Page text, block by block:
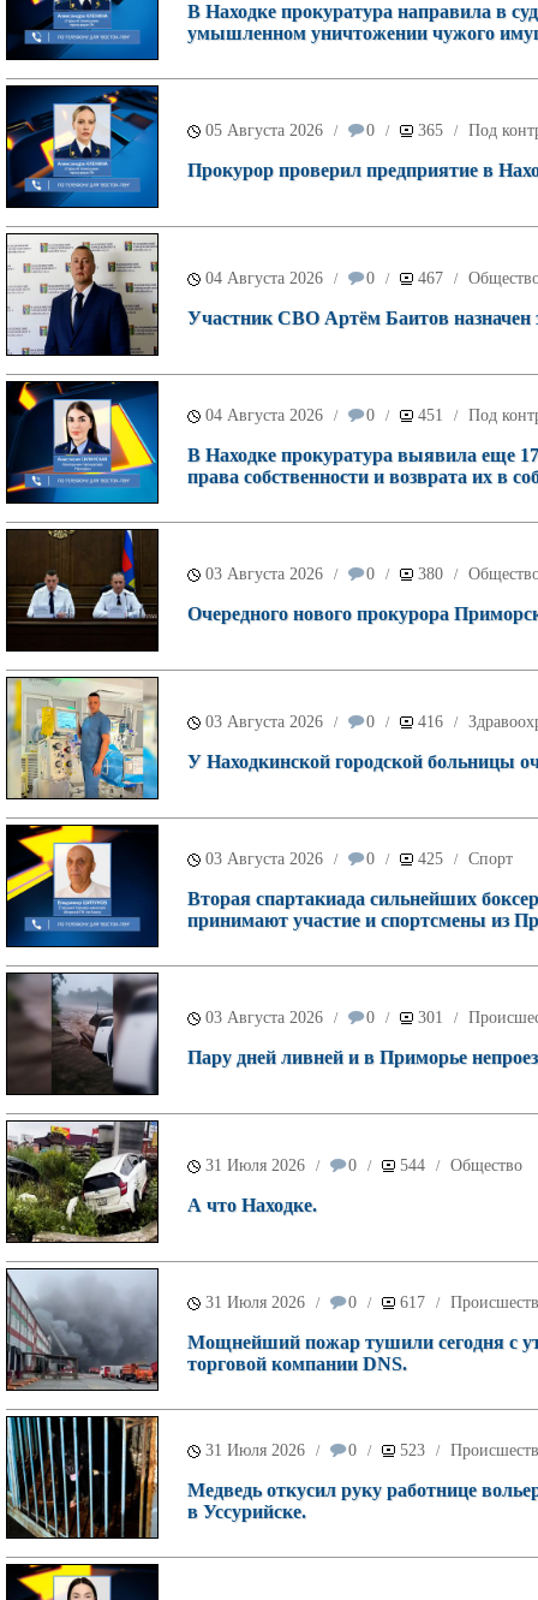
В Находке прокуратура направила в
умышленном уничтожении чужого
05 Августа 2026 / 0 / 365 / Под
Прокурор проверил предприятие в
04 Августа 2026 / 0 / 467 /
Участник СВО Артём Баитов назначен
04 Августа 2026 / 0 / 451 / Под
В Находке прокуратура выявила еще
права собственности и возврата их в
03 Августа 2026 / 0 / 380 /
Очередного нового прокурора
03 Августа 2026 / 0 / 416 /
У Находкинской городской больницы
03 Августа 2026 / 0 / 425 / Спорт
Вторая спартакиада сильнейших
принимают участие и спортсмены из
03 Августа 2026 / 0 / 301 /
Пару дней ливней и в Приморье
31 Июля 2026 / 0 / 544 / Общество
А что Находке.
31 Июля 2026 / 0 / 617 /
Мощнейший пожар тушили сегодня с
торговой компании DNS.
31 Июля 2026 / 0 / 523 /
Медведь откусил руку работнице
в Уссурийске.